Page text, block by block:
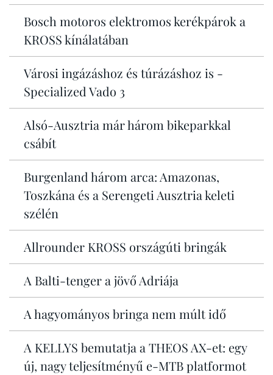
Bosch motoros elektromos kerékpárok a
KROSS kínálatában
Városi ingázáshoz és túrázáshoz is -
Specialized Vado 3
Alsó-Ausztria már három bikeparkkal
csábít
Burgenland három arca: Amazonas,
Toszkána és a Serengeti Ausztria keleti
szélén
Allrounder KROSS országúti bringák
A Balti-tenger a jövő Adriája
A hagyományos bringa nem múlt idő
A KELLYS bemutatja a THEOS AX-et: egy
új, nagy teljesítményű e-MTB platformot